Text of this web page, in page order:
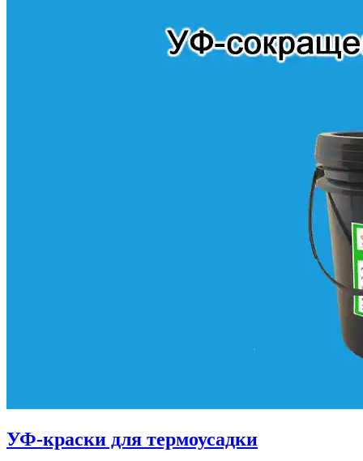
УФ-краски для термоусадки